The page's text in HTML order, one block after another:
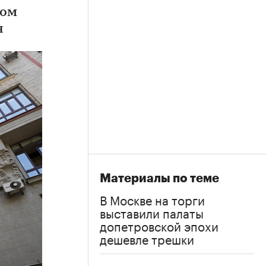
Материалы по теме
В Москве на торги
выставили палаты
допетровской эпохи
дешевле трешки